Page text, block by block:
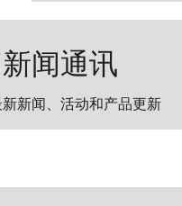
闻通讯
新新闻、活动和产品更新